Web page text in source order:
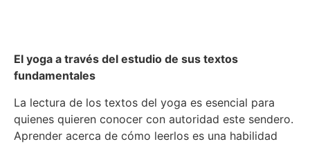
El yoga a través del estudio de sus textos
fundamentales
La lectura de los textos del yoga es esencial para
quienes quieren conocer con autoridad este sendero.
Aprender acerca de cómo leerlos es una habilidad